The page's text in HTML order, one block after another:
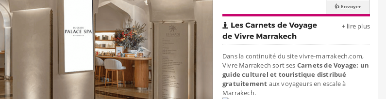
+ lire plus
Dans la continuité du site vivre-marrakech.com,
Vivre Marrakech sort ses Carnets de Voyage: un
guide culturel et touristique distribué
gratuitement aux voyageurs en escale à
Marrakech.